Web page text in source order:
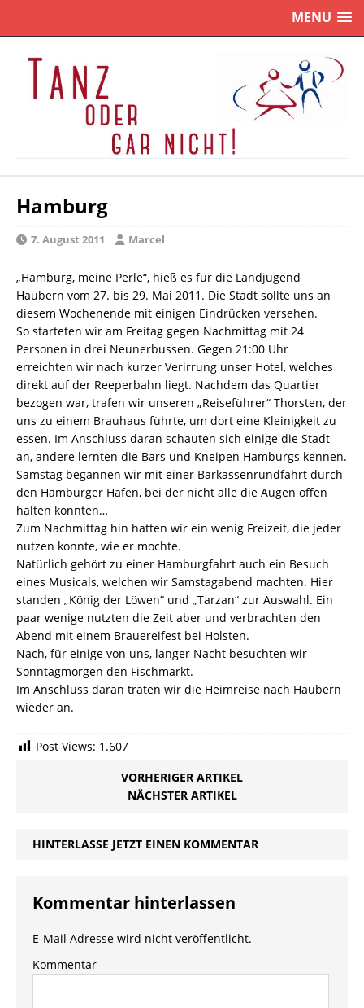
MENU
Hamburg
7. August 2011 Marcel
„Hamburg, meine Perle“, hieß es für die Landjugend
Haubern vom 27. bis 29. Mai 2011. Die Stadt sollte uns an
diesem Wochenende mit einigen Eindrücken versehen.
So starteten wir am Freitag gegen Nachmittag mit 24
Personen in drei Neunerbussen. Gegen 21:00 Uhr
erreichten wir nach kurzer Verirrung unser Hotel, welches
direkt auf der Reeperbahn liegt. Nachdem das Quartier
bezogen war, trafen wir unseren „Reiseführer“ Thorsten, der
uns zu einem Brauhaus führte, um dort eine Kleinigkeit zu
essen. Im Anschluss daran schauten sich einige die Stadt
an, andere lernten die Bars und Kneipen Hamburgs kennen.
Samstag begannen wir mit einer Barkassenrundfahrt durch
den Hamburger Hafen, bei der nicht alle die Augen offen
halten konnten…
Zum Nachmittag hin hatten wir ein wenig Freizeit, die jeder
nutzen konnte, wie er mochte.
Natürlich gehört zu einer Hamburgfahrt auch ein Besuch
eines Musicals, welchen wir Samstagabend machten. Hier
standen „König der Löwen“ und „Tarzan“ zur Auswahl. Ein
paar wenige nutzten die Zeit aber und verbrachten den
Abend mit einem Brauereifest bei Holsten.
Nach, für einige von uns, langer Nacht besuchten wir
Sonntagmorgen den Fischmarkt.
Im Anschluss daran traten wir die Heimreise nach Haubern
wieder an.
Post Views: 1.607
VORHERIGER ARTIKEL
NÄCHSTER ARTIKEL
HINTERLASSE JETZT EINEN KOMMENTAR
Kommentar hinterlassen
E-Mail Adresse wird nicht veröffentlicht.
Kommentar